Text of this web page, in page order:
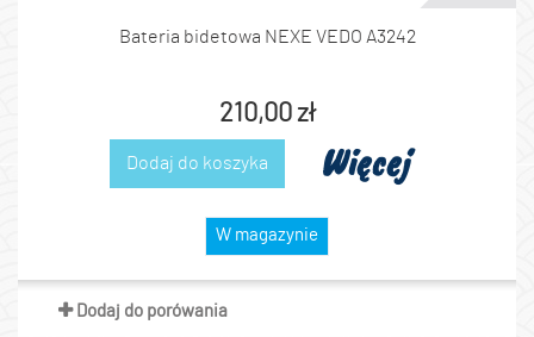
Bateria bidetowa NEXE VEDO A3242
210,00 zł
Dodaj do koszyka Więcej
W magazynie
Dodaj do porówania